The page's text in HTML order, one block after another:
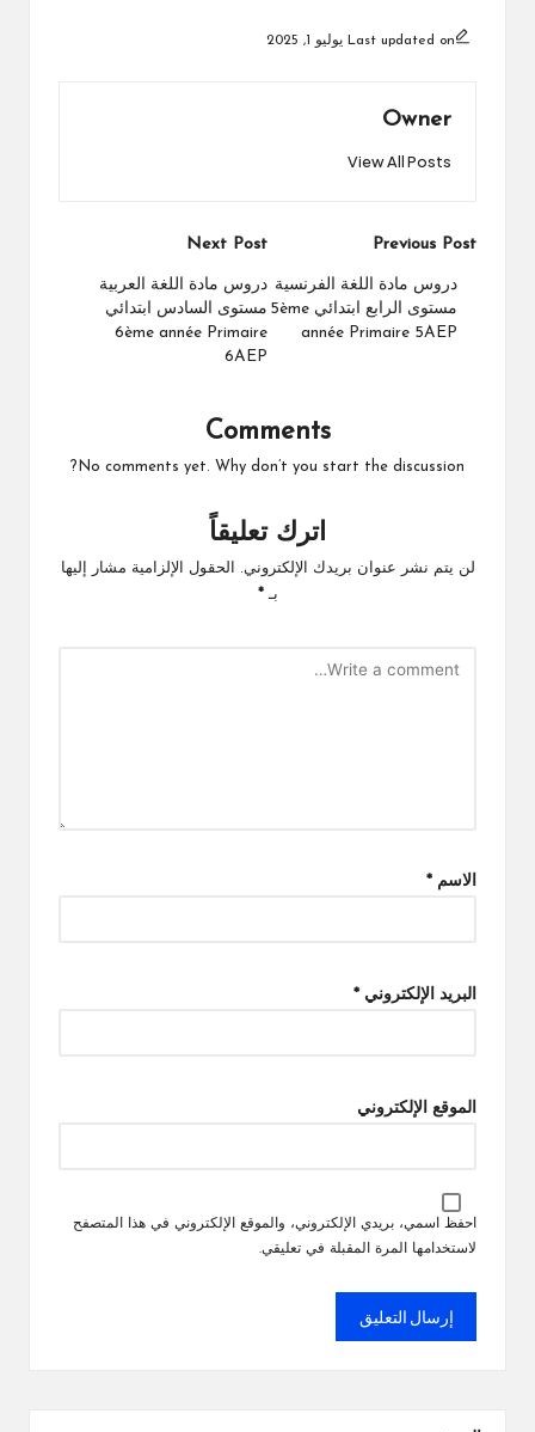
Last updated on يوليو 1, 2025
Owner
View All Posts
Post
navigation
Previous Post
دروس مادة اللغة الفرنسية
مستوى الرابع ابتدائي 5ème
année Primaire 5AEP
Next Post
دروس مادة اللغة العربية
مستوى السادس ابتدائي
6ème année Primaire
6AEP
Comments
No comments yet. Why don’t you start the discussion?
اترك تعليقاً
لن يتم نشر عنوان بريدك الإلكتروني.
الحقول الإلزامية مشار إليها
بـ*
الاسم *
البريد الإلكتروني *
الموقع الإلكتروني
احفظ اسمي، بريدي الإلكتروني، والموقع الإلكتروني في هذا المتصفح
لاستخدامها المرة المقبلة في تعليقي.